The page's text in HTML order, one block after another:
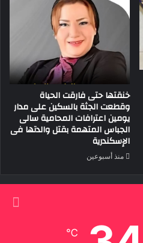
خنقتها حتى فارقت الحياة
وقطعت الجثة بالسكين على مدار
يومين اعترافات المحامية سالى
الجباس المتهمة بقتل والدتها فى
الإسكندرية
منذ أسبوعين
℃